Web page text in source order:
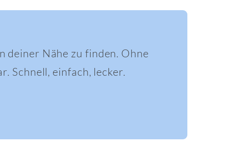
deiner Nähe zu finden. Ohne
Schnell, einfach, lecker.